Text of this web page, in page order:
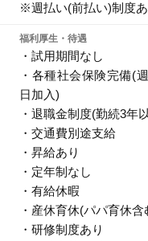
※週払い(前払い)制度あ
福利厚生・待遇
・試用期間なし
・各種社会保険完備(
日加入)
・退職金制度(勤続3年
・交通費別途支給
・昇給あり
・定年制なし
・有給休暇
・産休育休(パパ育休含
・研修制度あり